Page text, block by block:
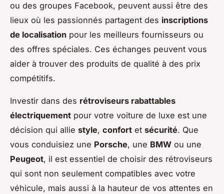
ou des groupes Facebook, peuvent aussi être des
lieux où les passionnés partagent des inscriptions
de localisation pour les meilleurs fournisseurs ou
des offres spéciales. Ces échanges peuvent vous
aider à trouver des produits de qualité à des prix
compétitifs.
Investir dans des rétroviseurs rabattables
électriquement pour votre voiture de luxe est une
décision qui allie style, confort et sécurité. Que
vous conduisiez une Porsche, une BMW ou une
Peugeot, il est essentiel de choisir des rétroviseurs
qui sont non seulement compatibles avec votre
véhicule, mais aussi à la hauteur de vos attentes en